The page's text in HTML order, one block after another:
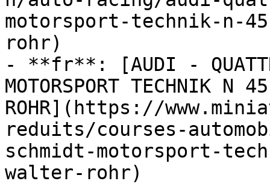
motorsport-technik-n-
rohr)
- **fr**: [AUDI -
MOTORSPORT TECHNIK N
ROHR](https://
reduits/courses-
schmidt-motorsport-
walter-rohr)